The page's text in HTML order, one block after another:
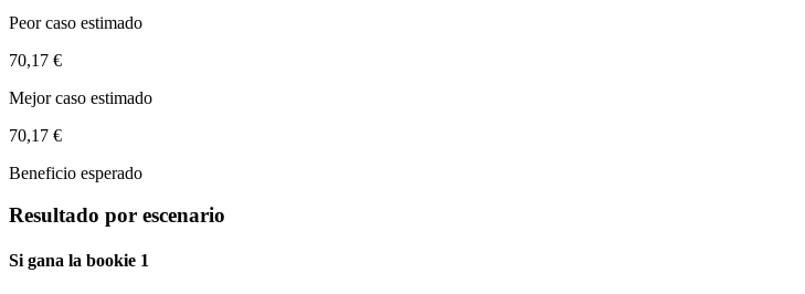
Peor caso estimado
70,17 €
Mejor caso estimado
70,17 €
Beneficio esperado
Resultado por escenario
Si gana la bookie 1